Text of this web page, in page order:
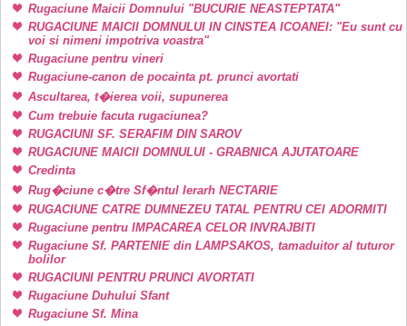
Rugaciune Maicii Domnului "BUCURIE NEASTEPTATA"
RUGACIUNE MAICII DOMNULUI IN CINSTEA ICOANEI: "Eu sunt cu
voi si nimeni impotriva voastra"
Rugaciune pentru vineri
Rugaciune-canon de pocainta pt. prunci avortati
Ascultarea, t�ierea voii, supunerea
Cum trebuie facuta rugaciunea?
RUGACIUNI SF. SERAFIM DIN SAROV
RUGACIUNE MAICII DOMNULUI - GRABNICA AJUTATOARE
Credinta
Rug�ciune c�tre Sf�ntul Ierarh NECTARIE
RUGACIUNE CATRE DUMNEZEU TATAL PENTRU CEI ADORMITI
Rugaciune pentru IMPACAREA CELOR INVRAJBITI
Rugaciune Sf. PARTENIE din LAMPSAKOS, tamaduitor al tuturor
bolilor
RUGACIUNI PENTRU PRUNCI AVORTATI
Rugaciune Duhului Sfant
Rugaciune Sf. Mina